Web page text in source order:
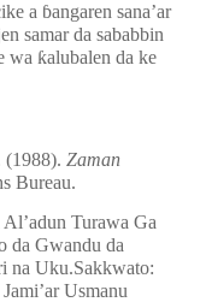
a ɓangaren sana’ar
samar da sababbin
wa ƙalubalen da ke
(1988). Zaman
Bureau.
Turawa Ga
da Gwandu da
na Uku.Sakkwato:
Usmanu